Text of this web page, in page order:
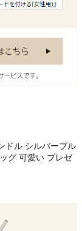
ドル シルバーブル
グ 可愛い プレゼ